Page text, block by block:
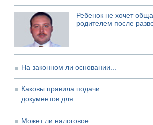
Арестованы двое подозреваемых в
электрической компании
06.08.2026 13:07
Возле Кирьят-Арбы пожар на местности
Ребенок не хочет
родителем после
На законном ли основании...
Каковы правила подачи
документов для...
Может ли налоговое